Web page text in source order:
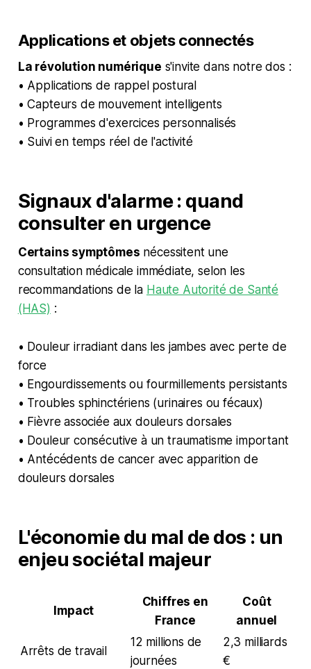
Applications et objets connectés
La révolution numérique s'invite dans notre dos :
• Applications de rappel postural
• Capteurs de mouvement intelligents
• Programmes d'exercices personnalisés
• Suivi en temps réel de l'activité
Signaux d'alarme : quand
consulter en urgence
Certains symptômes nécessitent une
consultation médicale immédiate, selon les
recommandations de la Haute Autorité de Santé
(HAS) :
• Douleur irradiant dans les jambes avec perte de
force
• Engourdissements ou fourmillements persistants
• Troubles sphinctériens (urinaires ou fécaux)
• Fièvre associée aux douleurs dorsales
• Douleur consécutive à un traumatisme important
• Antécédents de cancer avec apparition de
douleurs dorsales
L'économie du mal de dos : un
enjeu sociétal majeur
Impact
Chiffres en
France
Coût
annuel
Arrêts de travail
12 millions de
journées
2,3 milliards
€